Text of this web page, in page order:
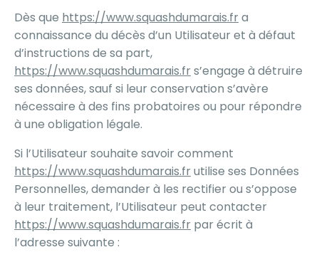
Dès que https://www.squashdumarais.fra
connaissance du décès d’un Utilisateur et à défaut
d’instructions de sa part,
https://www.squashdumarais.frs’engage à détruire
ses données, sauf si leur conservation s’avère
nécessaire à des fins probatoires ou pour répondre
à une obligation légale.
Si l’Utilisateur souhaite savoir comment
https://www.squashdumarais.frutilise ses Données
Personnelles, demander à les rectifier ou s’oppose
à leur traitement, l’Utilisateur peut contacter
https://www.squashdumarais.fr par écrit à
l’adresse suivante :